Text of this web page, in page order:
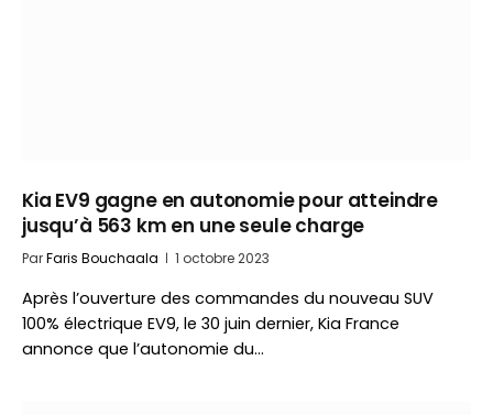
Kia EV9 gagne en autonomie pour atteindre
jusqu’à 563 km en une seule charge
ParFaris Bouchaala 1 octobre 2023
Après l’ouverture des commandes du nouveau SUV
100% électrique EV9, le 30 juin dernier, Kia France
annonce que l’autonomie du…